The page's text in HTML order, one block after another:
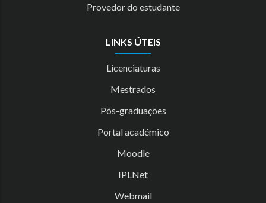
Provedor do estudante
LINKS ÚTEIS
Licenciaturas
Mestrados
Pós-graduações
Portal académico
Moodle
IPLNet
Webmail